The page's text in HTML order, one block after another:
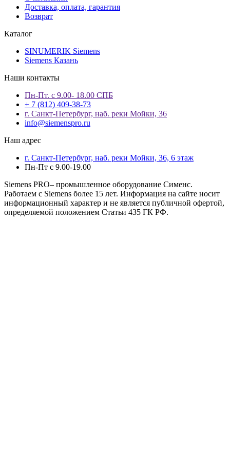
Доставка, оплата, гарантия
Возврат
Каталог
SINUMERIK Siemens
Siemens Казань
Наши контакты
Пн-Пт. с 9.00- 18.00 СПБ
+ 7 (812) 409-38-73
г. Санкт-Петербург, наб. реки Мойки, 36
info@siemenspro.ru
Наш адрес
г. Санкт-Петербург, наб. реки Мойки, 36, 6 этаж
Пн-Пт с 9.00-19.00
Siemens PRO– промышленное оборудование Сименс.
Работаем с Siemens более 15 лет. Информация на сайте носит
информационный характер и не является публичной офертой,
определяемой положением Статьи 435 ГК РФ.